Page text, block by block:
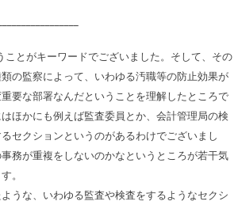
とがキーワードでございました。そして、その
の監察によって、いわゆる汚職等の防止効果が
要な部署なんだということを理解したところで
ほかにも例えば監査委員とか、会計管理局の検
セクションというのがあるわけでございまし
務が重複をしないのかなというところが若干気
。
うな、いわゆる監査や検査をするようなセクシ